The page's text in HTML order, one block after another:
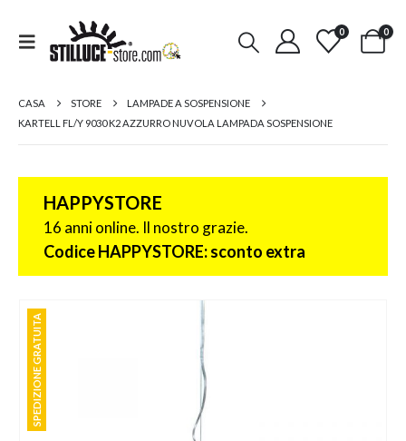
0 0
CASA STORE
LAMPADE A SOSPENSIONE
KARTELL FL/Y 9030 K2 AZZURRO NUVOLA LAMPADA SOSPENSIONE
HAPPYSTORE
16 anni online. Il nostro grazie.
Codice HAPPYSTORE: sconto extra
SPEDIZIONE GRATUITA
SPEDIZIONE GRATUITA